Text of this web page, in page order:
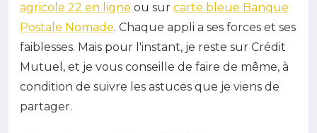
agricole 22 en ligne ou sur carte bleue Banque
Postale Nomade. Chaque appli a ses forces et ses
faiblesses. Mais pour l'instant, je reste sur Crédit
Mutuel, et je vous conseille de faire de même, à
condition de suivre les astuces que je viens de
partager.